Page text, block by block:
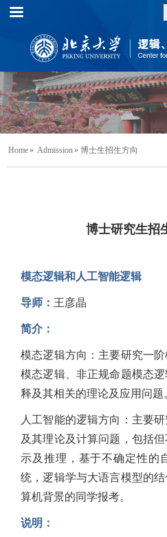
Home» Admission» 博士生招生方向
博士研究生招
模态逻辑和人工智能逻辑
导师： 王彦晶
简介：
模态逻辑方向：主要研究一
模态逻辑、非正规命题模态
释及其相关的理论及应用问题
人工智能的逻辑方向：主要
及其理论及计算问题，包括
示及推理，基于不确定性的
统，逻辑学与大语言模型的
算机背景的同学报考。
说明：